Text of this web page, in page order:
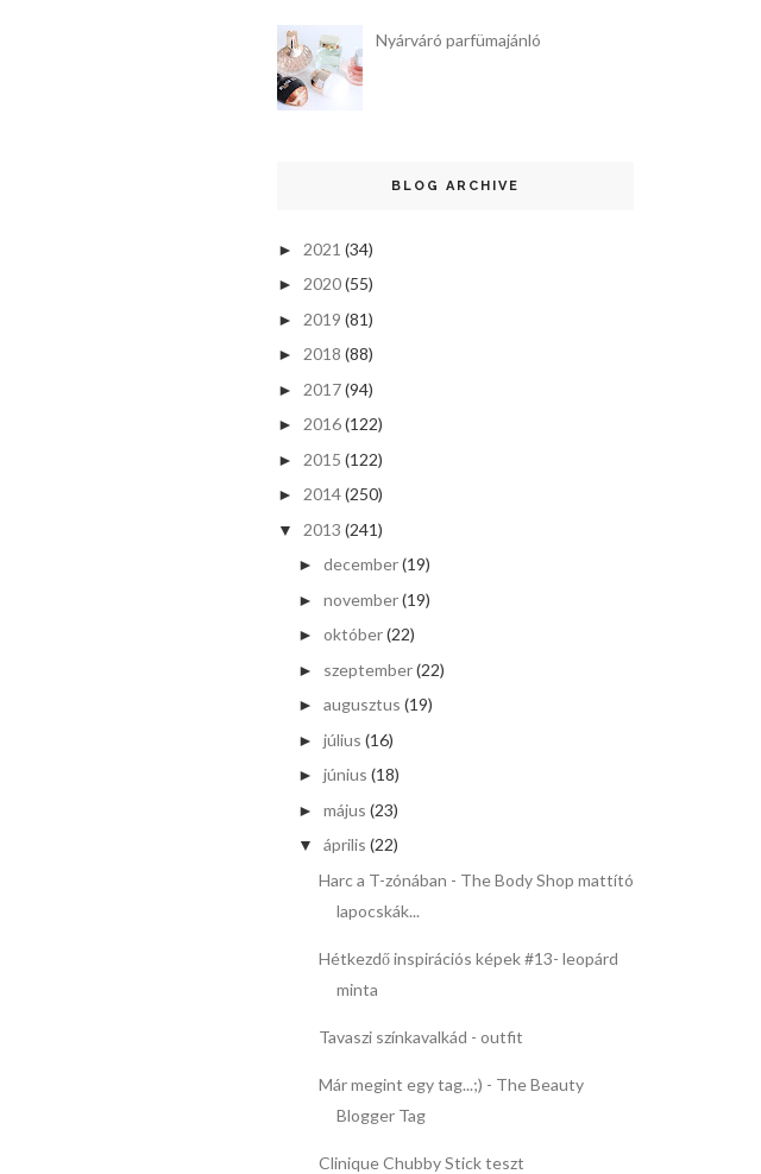
Nyárváró parfümajánló
BLOG ARCHIVE
► 2021 (34)
► 2020(55)
► 2019 (81)
► 2018 (88)
► 2017(94)
► 2016(122)
► 2015 (122)
► 2014(250)
▼ 2013 (241)
► december(19)
► november(19)
► október(22)
► szeptember(22)
► augusztus (19)
► július (16)
► június (18)
► május (23)
▼ április (22)
Harc a T-zónában - The Body Shop mattító
lapocskák...
Hétkezdő inspirációs képek #13- leopárd
minta
Tavaszi színkavalkád - outfit
Már megint egy tag...;) - The Beauty
Blogger Tag
Clinique Chubby Stick teszt